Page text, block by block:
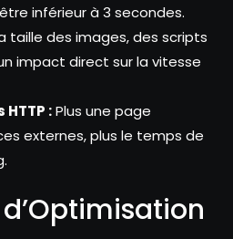
inférieur à 3 secondes.
taille des images, des scripts
impact direct sur la vitesse
:Plus une page
externes, plus le temps de